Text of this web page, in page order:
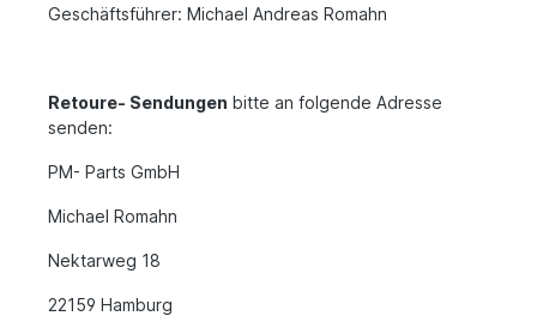
Geschäftsführer: Michael Andreas Romahn
Retoure- Sendungen bitte an folgende Adresse
senden:
PM- Parts GmbH
Michael Romahn
Nektarweg 18
22159 Hamburg